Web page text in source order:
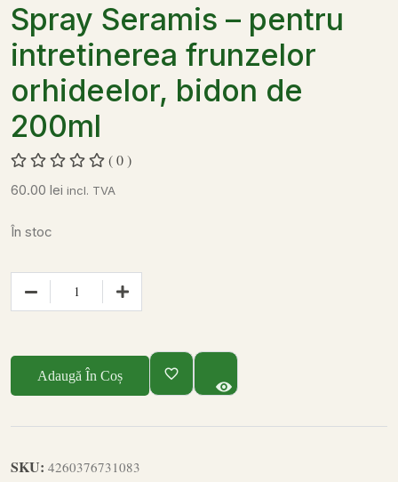
Spray Seramis – pentru
intretinerea frunzelor
orhideelor, bidon de
200ml
( 0 )
60.00 lei incl. TVA
În stoc
Adaugă În Coș
SKU: 4260376731083